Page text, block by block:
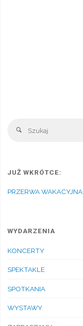
Szukaj
JUŻ WKRÓTCE:
PRZERWA WAKACYJNA
WYDARZENIA
KONCERTY
SPEKTAKLE
SPOTKANIA
WYSTAWY